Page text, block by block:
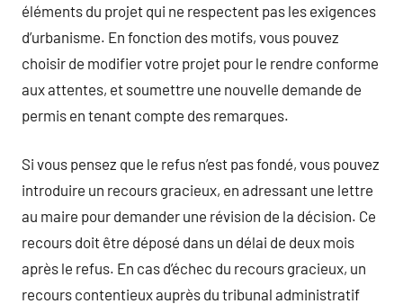
éléments du projet qui ne respectent pas les exigences
d’urbanisme. En fonction des motifs, vous pouvez
choisir de modifier votre projet pour le rendre conforme
aux attentes, et soumettre une nouvelle demande de
permis en tenant compte des remarques.
Si vous pensez que le refus n’est pas fondé, vous pouvez
introduire un recours gracieux, en adressant une lettre
au maire pour demander une révision de la décision. Ce
recours doit être déposé dans un délai de deux mois
après le refus. En cas d’échec du recours gracieux, un
recours contentieux auprès du tribunal administratif